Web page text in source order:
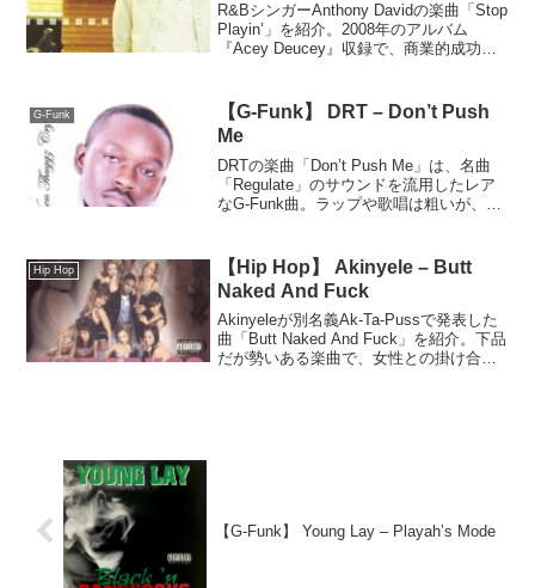
R&BシンガーAnthony Davidの楽曲「Stop
Playin’」を紹介。2008年のアルバム
『Acey Deucey』収録で、商業的成功は
G-Funk
【G-Funk】 DRT – Don’t Push
Me
DRTの楽曲「Don’t Push Me」は、名曲
「Regulate」のサウンドを流用したレア
なG-Funk曲。ラップや歌唱は粗いが、そ
Hip Hop
【Hip Hop】 Akinyele – Butt
Naked And Fuck
Akinyeleが別名義Ak-Ta-Pussで発表した
曲「Butt Naked And Fuck」を紹介。下品
だが勢いある楽曲で、女性との掛け合い
【G-Funk】 Young Lay – Playah’s Mode